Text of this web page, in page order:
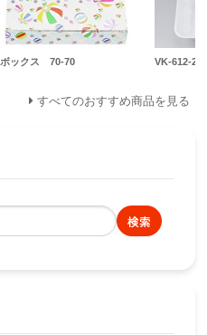
ックス 70-70 VK-612-2
すべてのおすすめ商品を見る
検索